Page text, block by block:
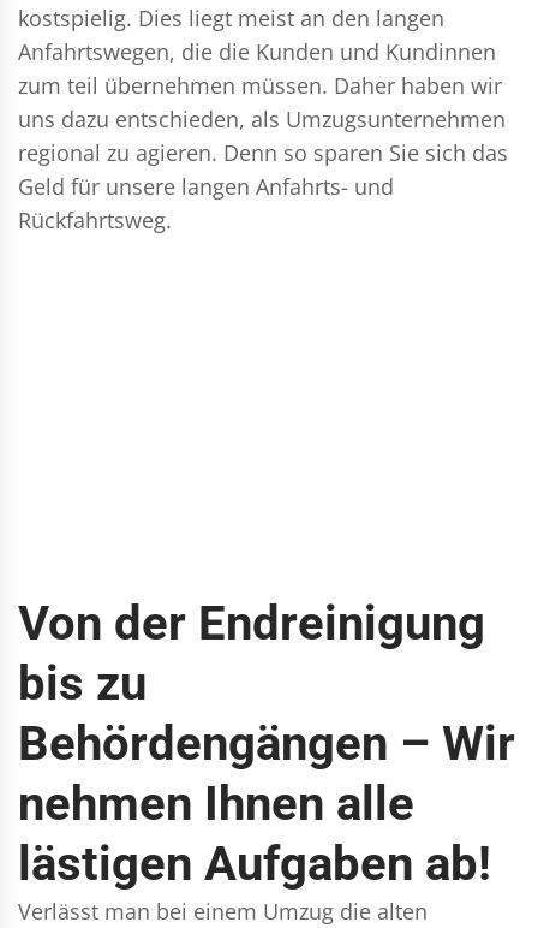
kostspielig. Dies liegt meist an den langen
Anfahrtswegen, die die Kunden und Kundinnen
zum teil übernehmen müssen. Daher haben wir
uns dazu entschieden, als Umzugsunternehmen
regional zu agieren. Denn so sparen Sie sich das
Geld für unsere langen Anfahrts- und
Rückfahrtsweg.
Von der Endreinigung
bis zu
Behördengängen – Wir
nehmen Ihnen alle
lästigen Aufgaben ab!
Verlässt man bei einem Umzug die alten